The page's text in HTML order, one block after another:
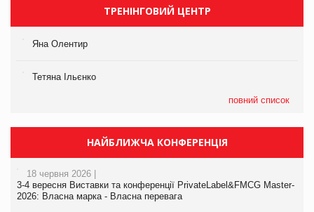
ТРЕНІНГОВИЙ ЦЕНТР
Яна Олентир
Тетяна Ільєнко
повний список
НАЙБЛИЖЧА КОНФЕРЕНЦІЯ
18 червня 2026 |
3-4 вересня Виставки та конференції PrivateLabel&FMCG Master-
2026: Власна марка - Власна перевага